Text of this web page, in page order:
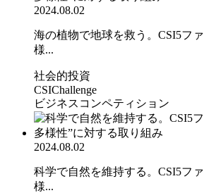
2024.08.02
海の植物で地球を救う。CSI5フ
様...
社会的投資
CSIChallenge
ビジネスコンペティション
2024.08.02
科学で自然を維持する。CSI5フ
様...